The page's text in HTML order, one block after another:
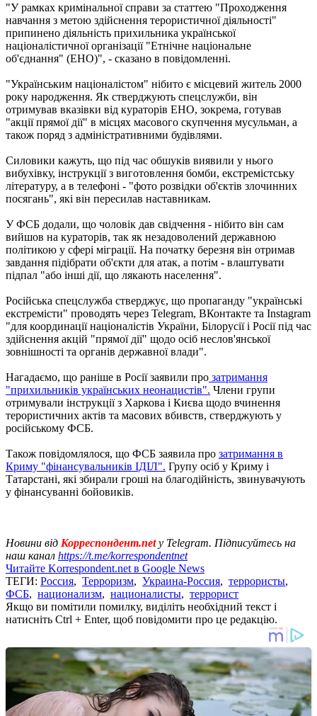
"У рамках кримінальної справи за статтею "Проходження
навчання з метою здійснення терористичної діяльності"
припинено діяльність прихильника української
націоналістичної організації "Етнічне національне
об'єднання" (ЕНО)", - сказано в повідомленні.
"Українським націоналістом" нібито є місцевий житель 2000
року народження. Як стверджують спецслужби, він
отримував вказівки від кураторів ЕНО, зокрема, готував
"акції прямої дії" в місцях масового скупчення мусульман, а
також поряд з адміністративними будівлями.
Силовики кажуть, що під час обшуків виявили у нього
вибухівку, інструкції з виготовлення бомби, екстремістську
літературу, а в телефоні - "фото розвідки об'єктів злочинних
посягань", які він пересилав наставникам.
У ФСБ додали, що чоловік дав свідчення - нібито він сам
вийшов на кураторів, так як незадоволений державною
політикою у сфері міграції. На початку березня він отримав
завдання підібрати об'єкти для атак, а потім - влаштувати
підпал "або інші дії, що лякають населення".
Російська спецслужба стверджує, що пропаганду "українські
екстремісти" проводять через Telegram, ВКонтакте та Instagram
"для координації націоналістів України, Білорусії і Росії під час
здійснення акцій "прямої дії" щодо осіб неслов'янської
зовнішності та органів державної влади".
Нагадаємо, що раніше в Росії заявили про затримання
"прихильників українських неонацистів". Члени групи
отримували інструкції з Харкова і Києва щодо вчинення
терористичних актів та масових вбивств, стверджують у
російському ФСБ.
Також повідомлялося, що ФСБ заявила про затримання в
Криму "фінансувальників ІДІЛ". Групу осіб у Криму і
Татарстані, які збирали гроші на благодійність, звинувачують
у фінансуванні бойовиків.
Новини від Корреспондент.netу Telegram. Підписуйтесь на
наш канал https://t.me/korrespondentnet
Читайте Korrespondent.net в Google News
ТЕГИ: Россия, Терроризм, Украина-Россия, террористы,
ФСБ, национализм, националисты, террорист
Якщо ви помітили помилку, виділіть необхідний текст і
натисніть Ctrl + Enter, щоб повідомити про це редакцію.